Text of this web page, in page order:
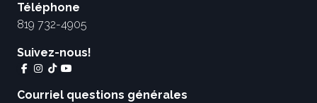
Téléphone
819 732-4905
Suivez-nous!
Courriel questions générales